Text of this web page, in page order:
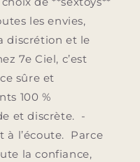
les envies,
discrétion et le
7e Ciel, c’est
sûre et
100 %
et discrète. -
à l’écoute. Parce
la confiance,